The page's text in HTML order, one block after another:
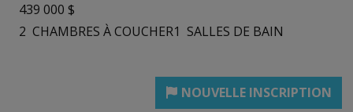
439 000 $
2 CHAMBRES À COUCHER1 SALLES DE BAIN